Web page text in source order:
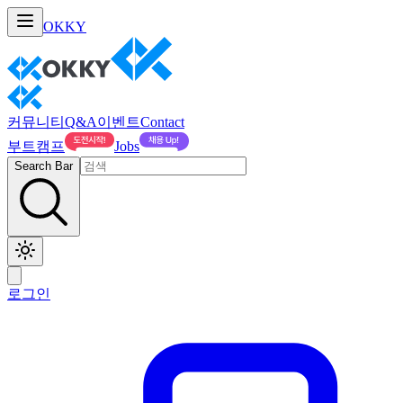
OKKY
커뮤니티 Q&A이벤트Contact
부트캠프
Jobs
Search Bar
로그인